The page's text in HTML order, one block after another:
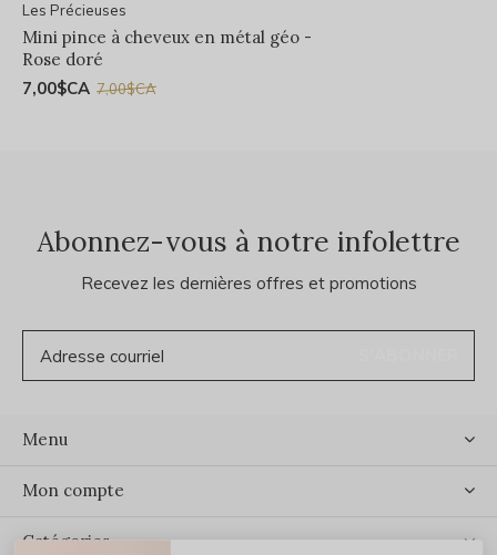
Les Précieuses
Mini pince à cheveux en métal géo -
Rose doré
7,00$CA 7,00$CA
Abonnez-vous à notre infolettre
Recevez les dernières offres et promotions
Menu
Mon compte
Catégories